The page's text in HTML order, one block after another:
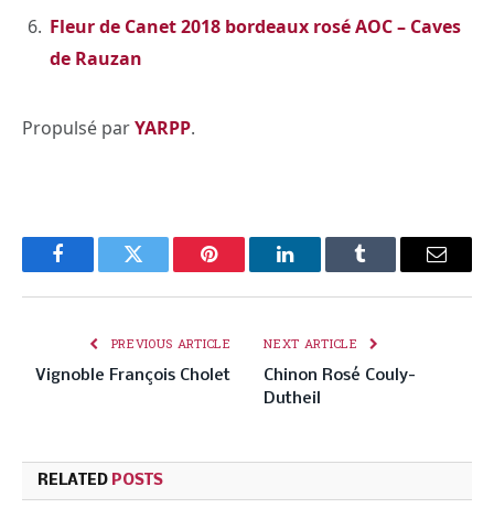
Fleur de Canet 2018 bordeaux rosé AOC – Caves
de Rauzan
Propulsé parYARPP.
FacebookTwitter Pinterest LinkedInTumblr Email
PREVIOUS ARTICLE
Vignoble François Cholet
NEXT ARTICLE
Chinon Rosé Couly-
Dutheil
RELATED POSTS